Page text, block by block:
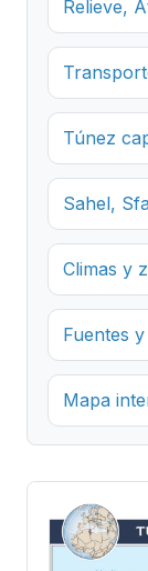
Relieve,
Túnez
Sahel,
Climas y
Fuentes
Mapa